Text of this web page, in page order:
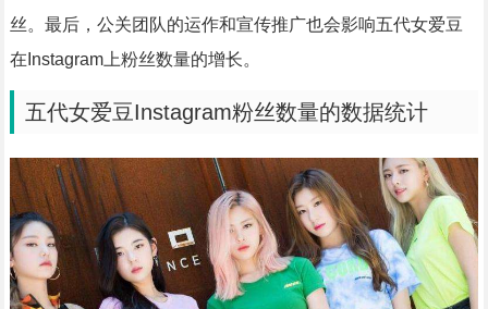
丝。最后，公关团队的运作和宣传推广也会影响五代女爱豆
在Instagram上粉丝数量的增长。
五代女爱豆Instagram粉丝数量的数据统计